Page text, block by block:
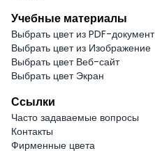
Учебные материалы
Выбрать цвет из PDF-документ
Выбрать цвет из Изображение
Выбрать цвет Веб-сайт
Выбрать цвет Экран
Ссылки
Часто задаваемые вопросы
Контакты
Фирменные цвета